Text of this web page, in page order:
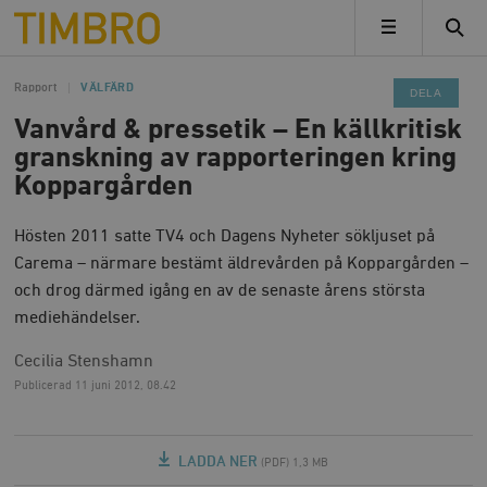
Timbro
MENY
Rapport VÄLFÄRD
Vanvård & pressetik – En källkritisk
granskning av rapporteringen kring
Koppargården
Hösten 2011 satte TV4 och Dagens Nyheter sökljuset på
Carema – närmare bestämt äldrevården på Koppargården –
och drog därmed igång en av de senaste årens största
mediehändelser.
Cecilia Stenshamn
Publicerad 11 juni 2012, 08.42
LADDA NER (PDF) 1,3 MB
DELA